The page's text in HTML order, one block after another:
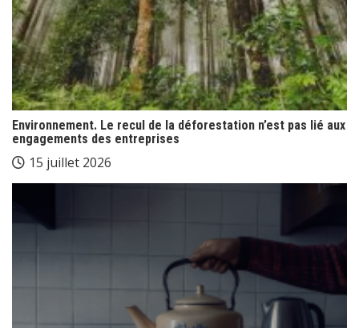
Environnement. Le recul de la déforestation n’est pas lié aux
engagements des entreprises
15 juillet 2026